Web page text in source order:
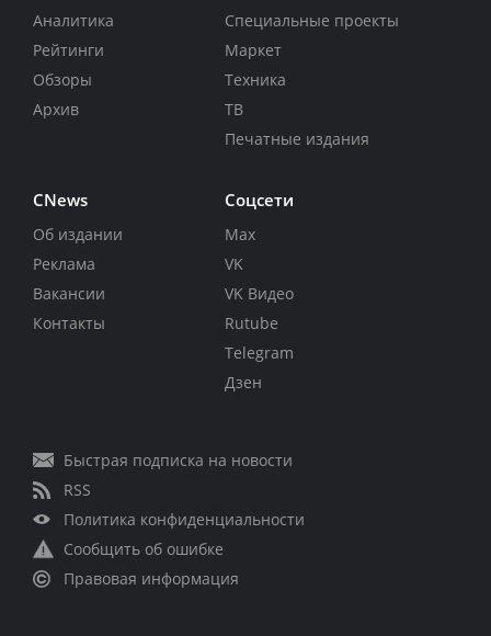
Аналитика
Рейтинги
Обзоры
Архив
Специальные проекты
Маркет
Техника
ТВ
Печатные издания
CNews
Об издании
Реклама
Вакансии
Контакты
Соцсети
Max
VK
VK Видео
Rutube
Telegram
Дзен
Быстрая подписка на новости
RSS
Политика конфиденциальности
Сообщить об ошибке
Правовая информация